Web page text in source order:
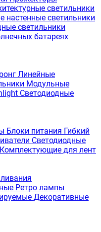
светильники
настенные светильники
светильники
батареях
Линейные
Модульные
Светодиодные
Блоки питания Гибкий
Светодиодные
Комплектующие для лент
Ретро лампы
Декоративные